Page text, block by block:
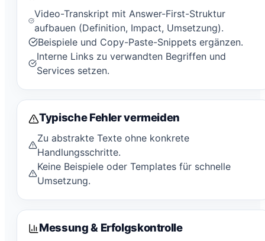
Video-Transkript mit Answer-First-Struktur
aufbauen (Definition, Impact, Umsetzung).
Beispiele und Copy-Paste-Snippets ergänzen.
Interne Links zu verwandten Begriffen und
Services setzen.
Typische Fehler vermeiden
Zu abstrakte Texte ohne konkrete
Handlungsschritte.
Keine Beispiele oder Templates für schnelle
Umsetzung.
Messung & Erfolgskontrolle